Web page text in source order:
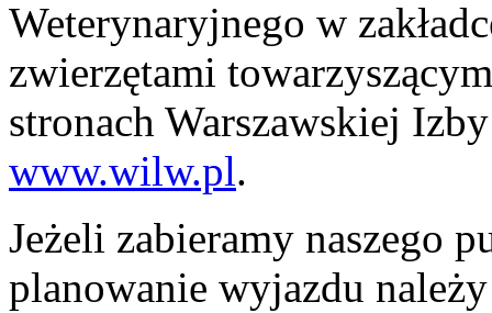
Weterynaryjnego w
zwierzętami
stronach Warszawskiej
www.wilw.pl.
Jeżeli zabieramy naszego
planowanie wyjazdu